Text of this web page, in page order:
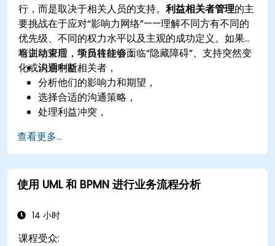
行，而是取决于相关人员的支持。利益相关者管理的主
要挑战在于应对“影响力网络”——理解不同方有不同的
优先级、不同的权力水平以及主观的成功定义。如果没
有主动管理，项目往往会面临“隐藏障碍”、支持突然变
化或沟通中断。
培训结束后，学员将能够：
识别利益相关者，
分析他们的影响力和期望，
选择合适的沟通策略，
处理利益冲突，
查看更多...
使用 UML 和 BPMN 进行业务流程分析
14 小时
课程受众: